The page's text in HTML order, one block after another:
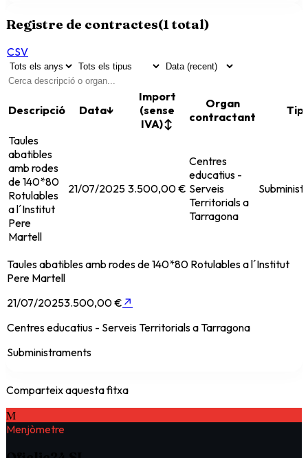
Registre de contractes(1total)
CSV
Descripció Data↓
Import
(sense
IVA)↕
Organ
contractant
Taules
abatibles
amb rodes
de 140*80
Rotulables
a l´Institut
Pere
Martell
21/07/2025 3.500,00 €
Centres
educatius -
Serveis
Territorials a
Tarragona
Taules abatibles amb rodes de 140*80 Rotulables a l´Institut
Pere Martell
21/07/20253.500,00 € ↗
Centres educatius - Serveis Territorials a Tarragona
Subministraments
Comparteix aquesta fitxa
M
Menjòmetre